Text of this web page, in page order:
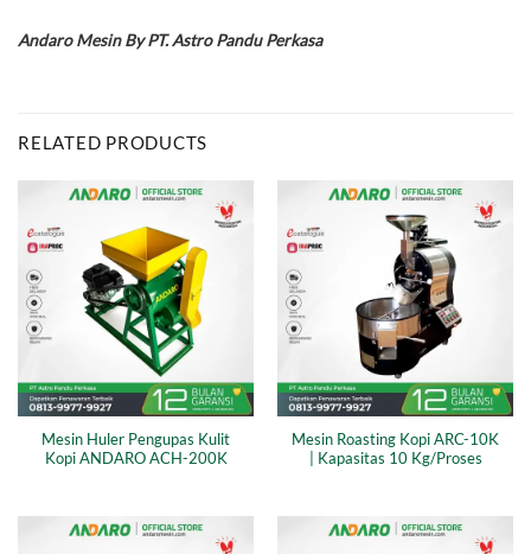
Andaro Mesin By PT. Astro Pandu Perkasa
RELATED PRODUCTS
Mesin Huler Pengupas Kulit
Kopi ANDARO ACH-200K
Mesin Roasting Kopi ARC-10K
| Kapasitas 10 Kg/Proses